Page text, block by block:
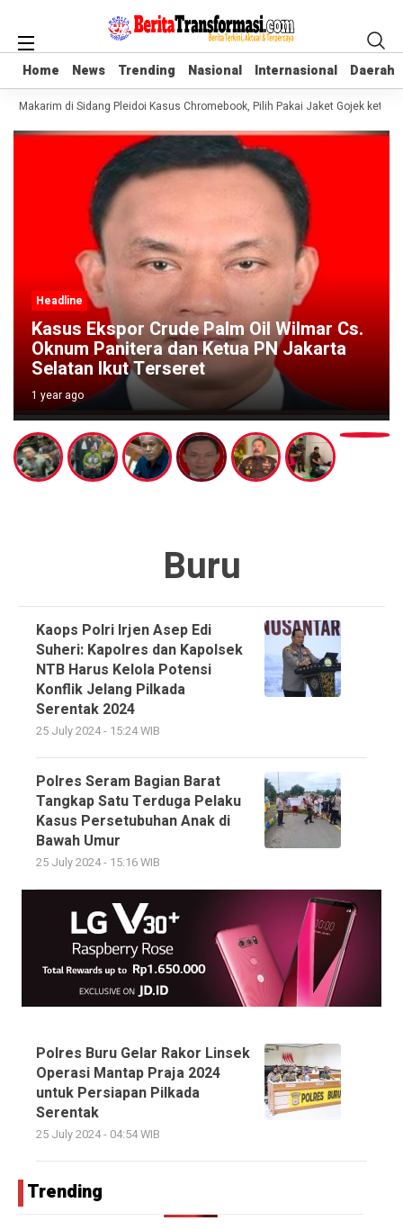
Home News Trending Nasional Internasional Daerah
Home News Trending Nasional Internasional Daerah
Makarim di Sidang Pleidoi Kasus Chromebook, Pilih Pakai Jaket Gojek
Cs.
Headline
Kejati Banten Bungkam Soal
Dugaan Korupsi di DLH Tangsel,
Burhanudin Didesak Bersih Bersih
1 year ago
Buru
Kaops Polri Irjen Asep Edi
Suheri: Kapolres dan Kapolsek
NTB Harus Kelola Potensi
Konflik Jelang Pilkada
Serentak 2024
25 July 2024 - 15:24 WIB
Polres Seram Bagian Barat
Tangkap Satu Terduga Pelaku
Kasus Persetubuhan Anak di
Bawah Umur
25 July 2024 - 15:16 WIB
Polres Buru Gelar Rakor Linsek
Operasi Mantap Praja 2024
untuk Persiapan Pilkada
Serentak
25 July 2024 - 04:54 WIB
Trending